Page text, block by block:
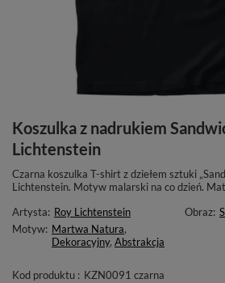
Koszulka z nadrukiem
Lichtenstein
Czarna koszulka T-shirt z dziełem sztuki
Lichtenstein. Motyw malarski na co dzień.
Artysta: Roy Lichtenstein Obraz:
Motyw: Martwa Natura,
Dekoracyjny, Abstrakcja
Kod produktu : KZN0091 czarna